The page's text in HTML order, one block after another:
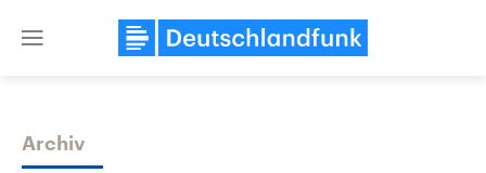
Close
Themen
Archiv